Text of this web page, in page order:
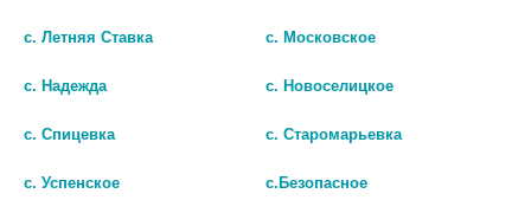
FARRES ДОРОЖНЫЙ НАБОР
КРОШКА Я ТЕРМОМЕТР Д/
с. Летняя Ставка с. Московское
с. Надежда с. Новоселицкое
с. Спицевка с. Старомарьевка
с. Успенское с.Безопасное